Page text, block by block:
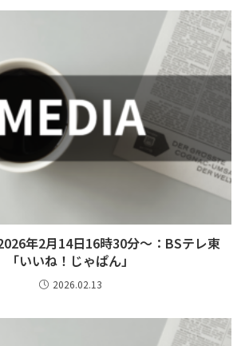
年2月14日16時30分～：BSテレ東
「いいね！じゃぱん」
2026.02.13